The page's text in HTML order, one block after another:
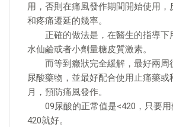
用，否則在痛風發作期間開始使用，
和疼痛遷延的幾率。
正確的做法是，在醫生的指導下
水仙鹼或者小劑量糖皮質激素。
而等到癥狀完全緩解，最好兩周
尿酸藥物，並最好配合使用止痛藥或
月，預防痛風發作。
09尿酸的正常值是<420，只要用
420就好。